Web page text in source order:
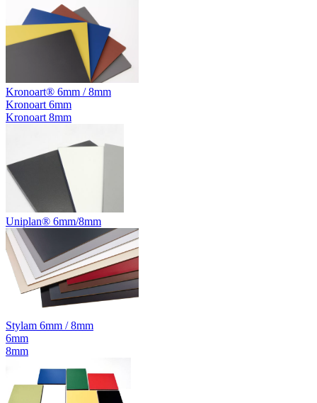
Kronoart® 6mm / 8mm
Kronoart 6mm
Kronoart 8mm
Uniplan® 6mm/8mm
Stylam 6mm / 8mm
6mm
8mm